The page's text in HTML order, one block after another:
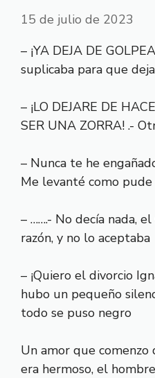
15 de julio de 2023
– ¡YA DEJA DE
suplicaba para que
– ¡LO DEJARE DE
SER UNA ZORRA! .-
– Nunca te he
Me levanté como pude
– …….- No decía nada,
razón, y no lo aceptaba
– ¡Quiero el divorcio
hubo un pequeño
todo se puso negro
Un amor que
era hermoso, el